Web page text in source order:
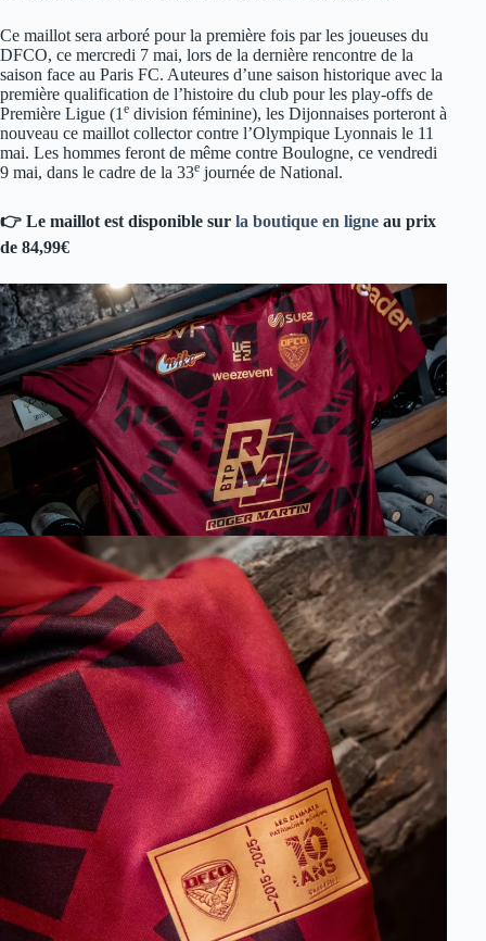
Ce maillot sera arboré pour la première fois par les joueuses du
DFCO, ce mercredi 7 mai, lors de la dernière rencontre de la
saison face au Paris FC. Auteures d’une saison historique avec la
première qualification de l’histoire du club pour les play-offs de
Première Ligue (1 e division féminine), les Dijonnaises porteront à
nouveau ce maillot collector contre l’Olympique Lyonnais le 11
mai. Les hommes feront de même contre Boulogne, ce vendredi
9 mai, dans le cadre de la 33e journée de National.
👉 Le maillot est disponible sur la boutique en ligne au prix
de 84,99€